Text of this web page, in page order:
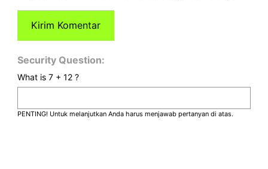
Security Question:
What is 7 + 12 ?
PENTING! Untuk melanjutkan Anda harus menjawab pertanyan di atas.